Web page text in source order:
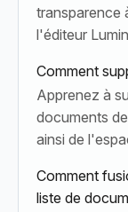
transparence
l'éditeur
Comment
Apprenez à
documents
ainsi de
Comment
liste de